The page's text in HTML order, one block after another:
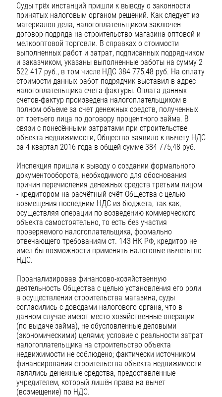
Суды трёх инстанций пришли к выводу о законности
принятых налоговым органом решений. Как следует из
материалов дела, налогоплательщиком заключен
договор подряда на строительство магазина оптовой и
мелкооптовой торговли. В справках о стоимости
выполненных работ и затрат, подписанных подрядчиком
и заказчиком, указаны выполненные работы на сумму 2
522 417 руб., в том числе НДС 384 775,48 руб. На оплату
стоимости данных работ подрядчик выставил в адрес
налогоплательщика счета-фактуры. Оплата данных
счетов-фактур произведена налогоплательщиком в
полном объеме за счет денежных средств, полученных
от третьего лица по договору процентного займа. В
связи с понесёнными затратами при строительстве
объекта недвижимости, Общество заявило к вычету НДС
за 4 квартал 2016 года в общей сумме 384 775,48 руб.
Инспекция пришла к выводу о создании формального
документооборота, необходимого для обоснования
причин перечисления денежных средств третьим лицом
- кредитором на расчётный счёт Общества с целью
возмещения последним НДС из бюджета, так как,
осуществляя операции по возведению коммерческого
объекта самостоятельно, то есть без участия
проверяемого налогоплательщика, формально
отвечающего требованиям ст. 143 НК РФ, кредитор не
имел бы возможности применять налоговые вычеты по
НДС.
Проанализировав финансово-хозяйственную
деятельность Общества с целью установления его роли
в осуществлении строительства магазина, суды
согласились с доводами налогового органа, что в
данном случае имеют место хозяйственные операции
(по выдаче займа), не обусловленные деловыми
(экономическими) целями; условие о реальности затрат
налогоплательщика на строительство объекта
недвижимости не соблюдено; фактически источником
финансирования строительства объекта недвижимости
являлись денежные средства, предоставленные
учредителем, который лишён права на вычет
(возмещение) по НДС.